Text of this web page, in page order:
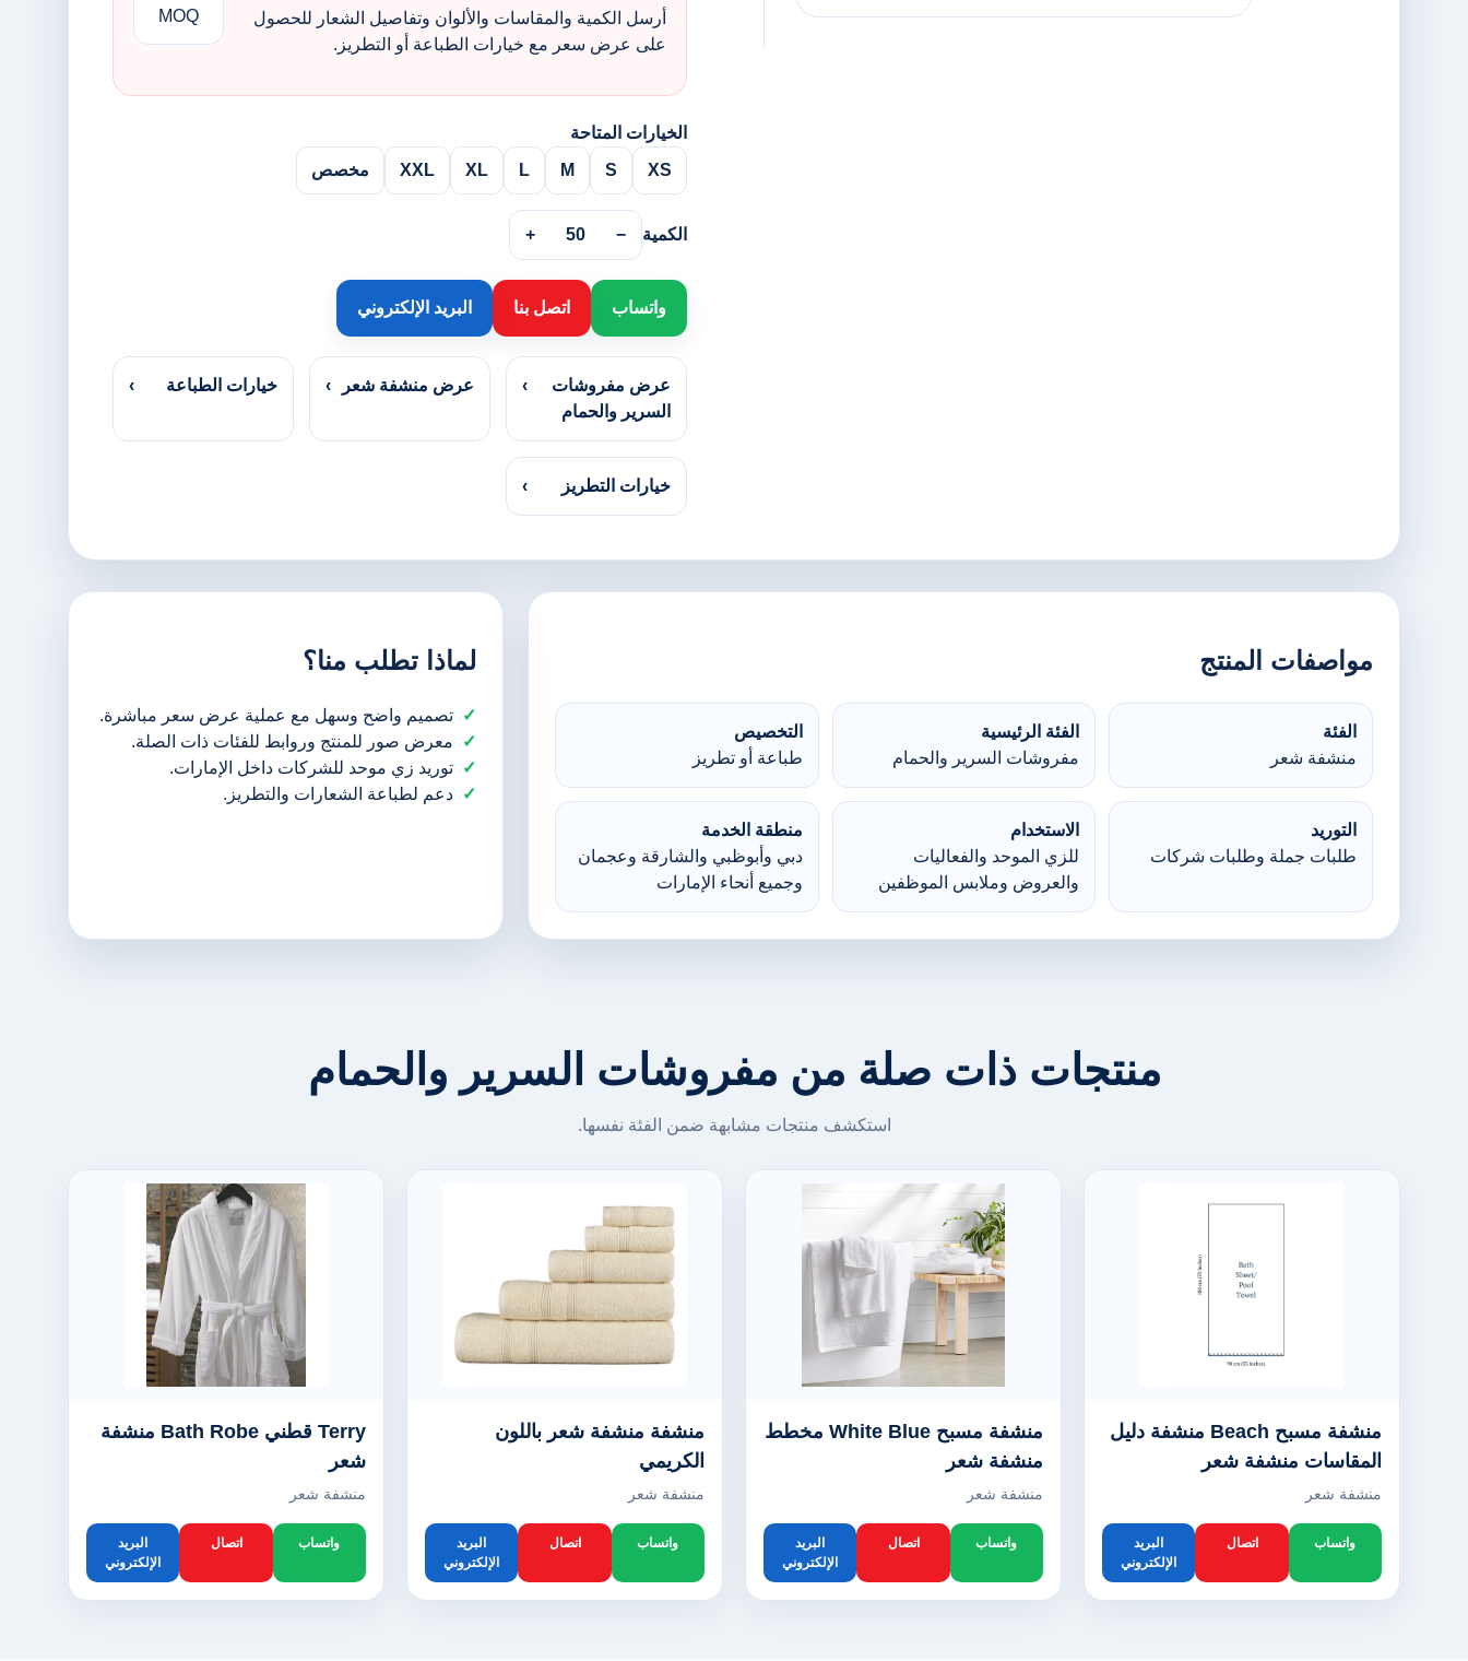
أرسل الكمية والمقاسات والألوان وتفاصيل الشعار للحصول
على عرض سعر مع خيارات الطباعة أو التطريز.
MOQ
الخيارات المتاحة
XS
S
M
L
XL
XXL مخصص
الكمية −
50
+
واتساب اتصل بنا البريد الإلكتروني
عرض مفروشات
السرير والحمام
› عرض منشفة شعر › خيارات الطباعة ›
خيارات التطريز ›
مواصفات المنتج
الفئة
منشفة شعر
الفئة الرئيسية
مفروشات السرير والحمام
التخصيص
طباعة أو تطريز
التوريد
طلبات جملة وطلبات شركات
الاستخدام
للزي الموحد والفعاليات
والعروض وملابس الموظفين
منطقة الخدمة
دبي وأبوظبي والشارقة وعجمان
وجميع أنحاء الإمارات
لماذا تطلب منا؟
تصميم واضح وسهل مع عملية عرض سعر مباشرة.
معرض صور للمنتج وروابط للفئات ذات الصلة.
توريد زي موحد للشركات داخل الإمارات.
دعم لطباعة الشعارات والتطريز.
منتجات ذات صلة من مفروشات السرير والحمام
استكشف منتجات مشابهة ضمن الفئة نفسها.
منشفة مسبح Beach منشفة دليل
المقاسات منشفة شعر
منشفة شعر
واتساب اتصال
البريد
الإلكتروني
منشفة مسبح White Blue مخطط
منشفة شعر
منشفة شعر
واتساب اتصال
البريد
الإلكتروني
منشفة منشفة شعر باللون
الكريمي
منشفة شعر
واتساب اتصال
البريد
الإلكتروني
Terry قطني Bath Robe منشفة
شعر
منشفة شعر
واتساب اتصال
البريد
الإلكتروني